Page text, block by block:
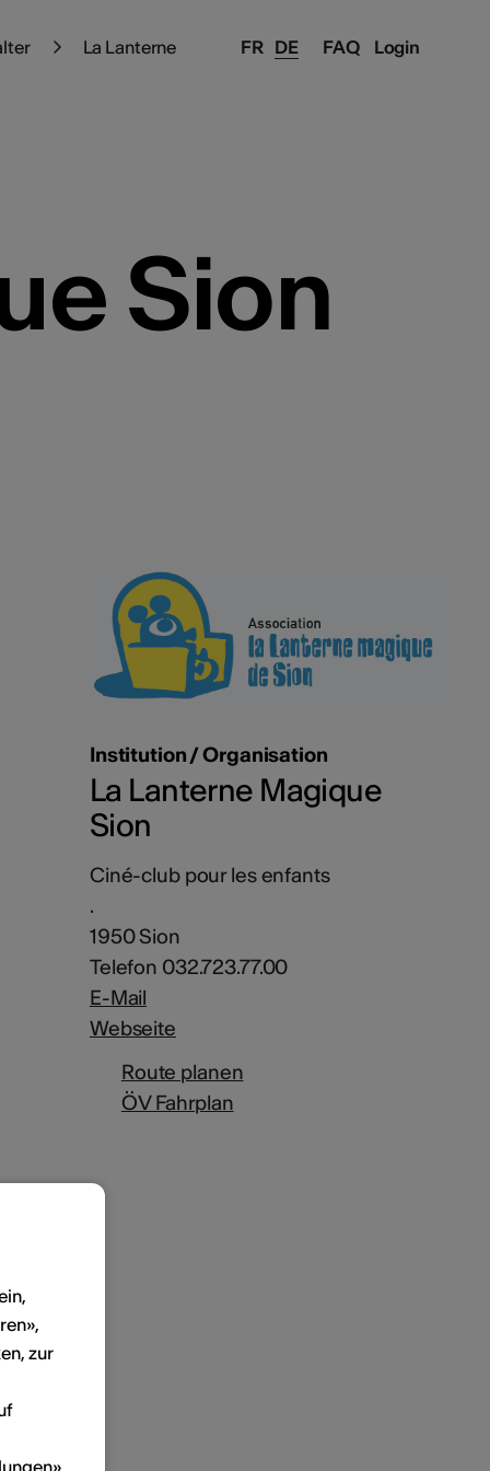
FAQ Login
FR DE
La Lanterne
Sion
Institution / Organisation
La Lanterne Magique
Sion
Ciné-club pour les enfants
.
1950 Sion
Telefon 032.723.77.00
E-Mail
Webseite
Route planen
ÖV Fahrplan
zur